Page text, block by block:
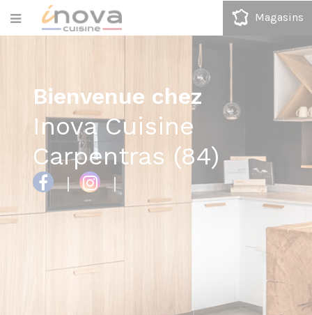
Magasins
Bienvenue chez
Inova Cuisine
Carpentras (84)
| |